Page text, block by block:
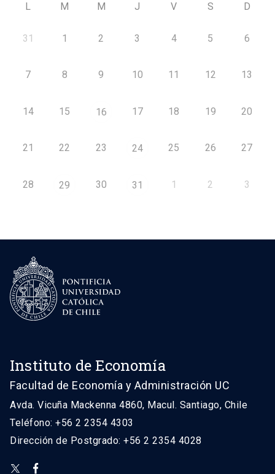
L M M J V S D
31 1 2 3 4 5 6
7 8 9 10 11 12 13
14 15 16 17 18 19 20
21 22 23 24 25 26 27
28 29 30 31 1 2 3
Instituto de Economía
Facultad de Economía y Administración UC
Avda. Vicuña Mackenna 4860, Macul. Santiago, Chile
Teléfono: +56 2 2354 4303
Dirección de Postgrado: +56 2 2354 4028